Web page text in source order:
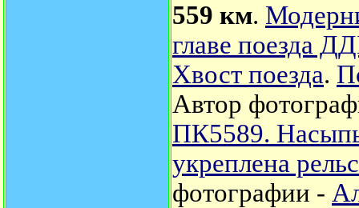
559 км.
главе поезда
Хвост поезда.
Автор
ПК5589.
укреплена
фотографии -